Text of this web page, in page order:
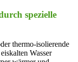
spezielle
thermo-isolierende
Wasser